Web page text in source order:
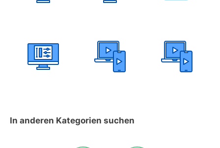
In anderen Kategorien suchen